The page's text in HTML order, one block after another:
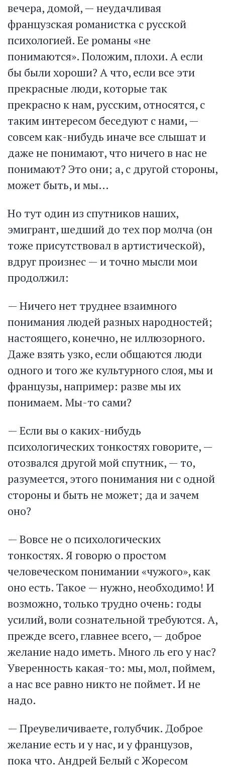
вечера, домой, — неудачливая
французская романистка с русской
психологией. Ее романы «не
понимаются». Положим, плохи. А если
бы были хороши? А что, если все эти
прекрасные люди, которые так
прекрасно к нам, русским, относятся, с
таким интересом беседуют с нами, —
совсем как-нибудь иначе все слышат и
даже не понимают, что ничего в нас не
понимают? Это они; а, с другой стороны,
может быть, и мы…
Но тут один из спутников наших,
эмигрант, шедший до тех пор молча (он
тоже присутствовал в артистической),
вдруг произнес — и точно мысли мои
продолжил:
— Ничего нет труднее взаимного
понимания людей разных народностей;
настоящего, конечно, не иллюзорного.
Даже взять узко, если общаются люди
одного и того же культурного слоя, мы и
французы, например: разве мы их
понимаем. Мы-то сами?
— Если вы о каких-нибудь
психологических тонкостях говорите, —
отозвался другой мой спутник, — то,
разумеется, этого понимания ни с одной
стороны и быть не может; да и зачем
оно?
— Вовсе не о психологических
тонкостях. Я говорю о простом
человеческом понимании «чужого», как
оно есть. Такое — нужно, необходимо! И
возможно, только трудно очень: годы
усилий, воли сознательной требуются. А,
прежде всего, главнее всего, — доброе
желание надо иметь. Много ль его у нас?
Уверенность какая-то: мы, мол, поймем,
а нас все равно никто не поймет. И не
надо.
— Преувеличиваете, голубчик. Доброе
желание есть и у нас, и у французов,
пока что. Андрей Белый с Жоресом